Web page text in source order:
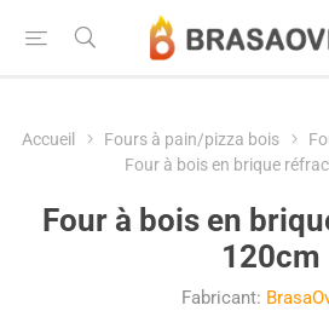
Accueil Fours à pain/pizza bois
Four à bois en brique
Four à bois en
120cm
Fabricant: